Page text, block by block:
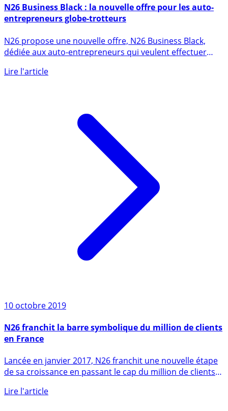
5 septembre 2018
entrepreneurs globe-trotteurs
dédiée aux auto-entrepreneurs qui veulent effectuer
10 octobre 2019
en France
de sa croissance en passant le cap du million de clients